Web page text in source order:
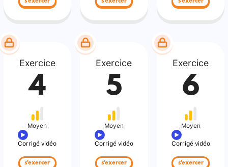
Exercice
4
Moyen
Corrigé vidéo
s'exercer
Exercice
5
Moyen
Corrigé vidéo
s'exercer
Exercice
6
Moyen
Corrigé vidéo
s'exercer